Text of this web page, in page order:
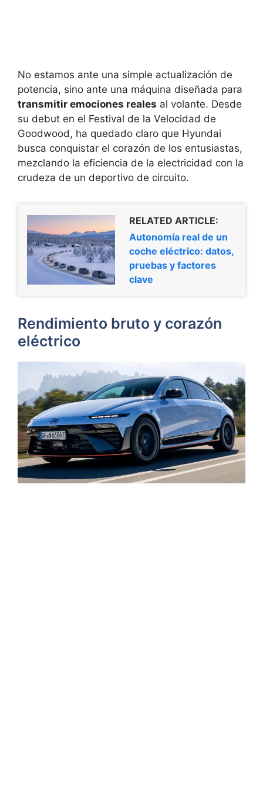
No estamos ante una simple actualización de
potencia, sino ante una máquina diseñada para
transmitir emociones reales al volante. Desde
su debut en el Festival de la Velocidad de
Goodwood, ha quedado claro que Hyundai
busca conquistar el corazón de los entusiastas,
mezclando la eficiencia de la electricidad con la
crudeza de un deportivo de circuito.
RELATED ARTICLE:
Autonomía real de un
coche eléctrico: datos,
pruebas y factores
clave
Rendimiento bruto y corazón
eléctrico